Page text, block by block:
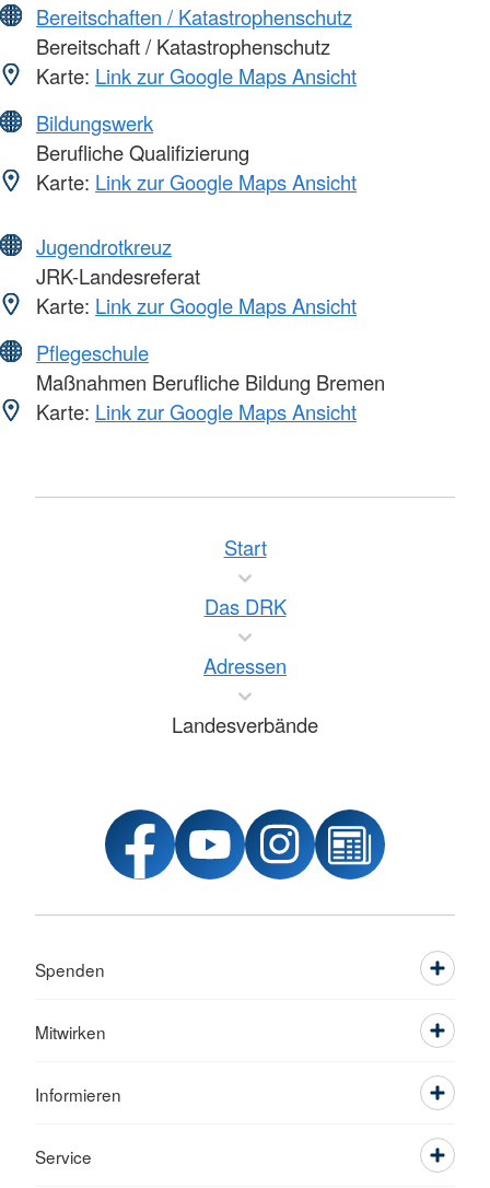
Bereitschaften / Katastrophenschutz
Bereitschaft / Katastrophenschutz
Karte: Link zur Google Maps Ansicht
Bildungswerk
Berufliche Qualifizierung
Karte: Link zur Google Maps Ansicht
Jugendrotkreuz
JRK-Landesreferat
Karte: Link zur Google Maps Ansicht
Pflegeschule
Maßnahmen Berufliche Bildung Bremen
Karte: Link zur Google Maps Ansicht
Start
Das DRK
Adressen
Landesverbände
Spenden
Mitwirken
Informieren
Service